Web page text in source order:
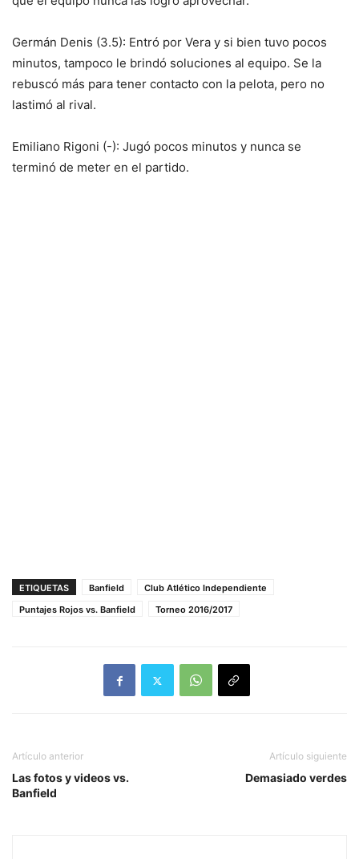
Germán Denis (3.5): Entró por Vera y si bien tuvo pocos
minutos, tampoco le brindó soluciones al equipo. Se la
rebuscó más para tener contacto con la pelota, pero no
lastimó al rival.
Emiliano Rigoni (-): Jugó pocos minutos y nunca se
terminó de meter en el partido.
ETIQUETAS Banfield
Club Atlético Independiente
Puntajes Rojos vs. Banfield
Torneo 2016/2017
Artículo anterior
Las fotos y videos vs.
Banfield
Artículo siguiente
Demasiado verdes